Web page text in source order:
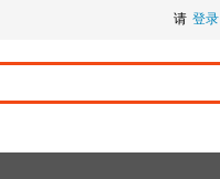
请 登录